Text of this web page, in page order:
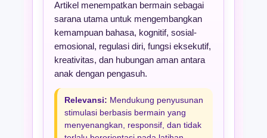
Artikel menempatkan bermain sebagai
sarana utama untuk mengembangkan
kemampuan bahasa, kognitif, sosial-
emosional, regulasi diri, fungsi eksekutif,
kreativitas, dan hubungan aman antara
anak dengan pengasuh.
Relevansi: Mendukung penyusunan
stimulasi berbasis bermain yang
menyenangkan, responsif, dan tidak